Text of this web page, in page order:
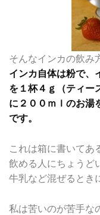
そんなインカの飲み
インカ自体は粉で、
を１杯４ｇ（ティー
に２００ｍｌのお湯
です。
これは箱に書いてあ
飲める人にちょうど
牛乳など混ぜるとき
私は苦いのが苦手な